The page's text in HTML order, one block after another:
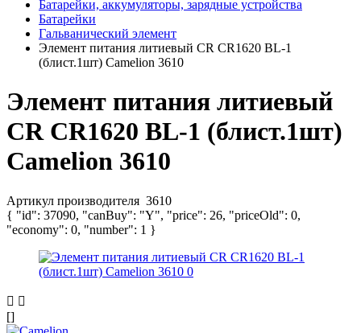
Батарейки, аккумуляторы, зарядные устройства
Батарейки
Гальванический элемент
Элемент питания литиевый CR CR1620 BL-1
(блист.1шт) Camelion 3610
Элемент питания литиевый
CR CR1620 BL-1 (блист.1шт)
Camelion 3610
Артикул производителя 3610
{ "id": 37090, "canBuy": "Y", "price": 26, "priceOld": 0,
"economy": 0, "number": 1 }
[]